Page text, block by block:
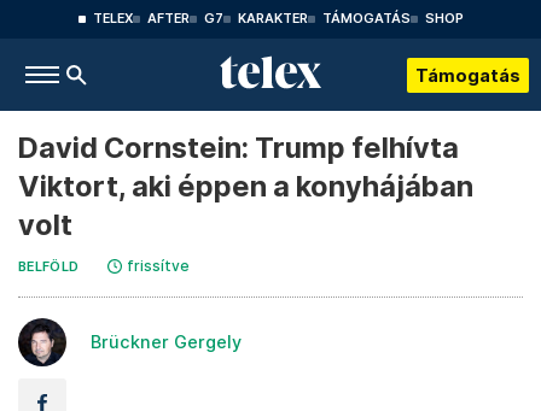
TELEX AFTER G7 KARAKTER TÁMOGATÁS SHOP
Támogatás
David Cornstein: Trump felhívta
Viktort, aki éppen a konyhájában
volt
BELFÖLD frissítve
Brückner Gergely